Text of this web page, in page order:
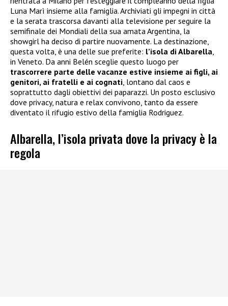
Luna Marì insieme alla famiglia. Archiviati gli impegni in città
e la serata trascorsa davanti alla televisione per seguire la
semifinale dei Mondiali della sua amata Argentina, la
showgirl ha deciso di partire nuovamente. La destinazione,
questa volta, è una delle sue preferite: l’isola di Albarella,
in Veneto. Da anni Belén sceglie questo luogo per
trascorrere parte delle vacanze estive insieme ai figli, ai
genitori, ai fratelli e ai cognati, lontano dal caos e
soprattutto dagli obiettivi dei paparazzi. Un posto esclusivo
dove privacy, natura e relax convivono, tanto da essere
diventato il rifugio estivo della famiglia Rodriguez.
Albarella, l’isola privata dove la privacy è la
regola